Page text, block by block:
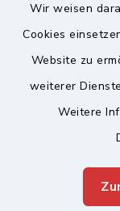
Wir weisen
Cookies
Website zu
weiterer
Weitere